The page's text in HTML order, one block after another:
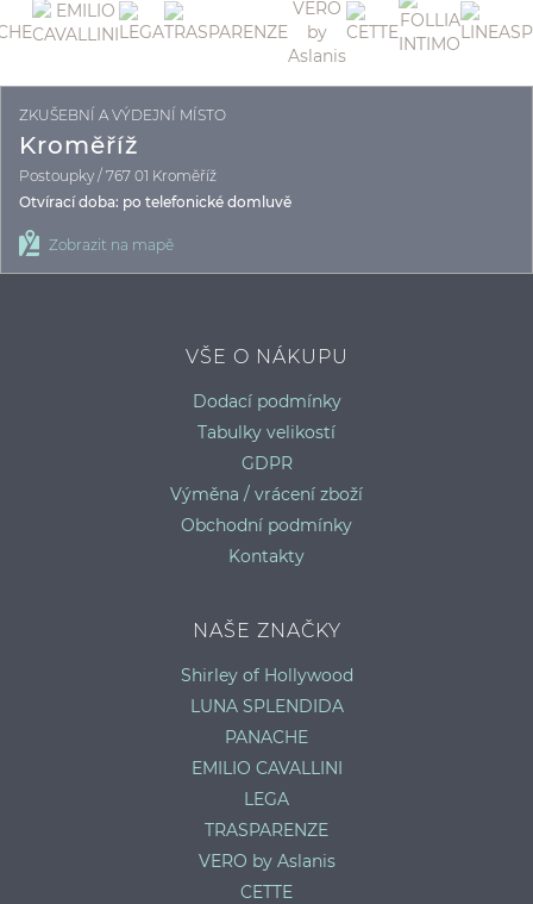
ZKUŠEBNÍ A VÝDEJNÍ MÍSTO
Kroměříž
Postoupky / 767 01 Kroměříž
Otvírací doba: po telefonické domluvě
Zobrazit na mapě
VŠE O NÁKUPU
Dodací podmínky
Tabulky velikostí
GDPR
Výměna / vrácení zboží
Obchodní podmínky
Kontakty
NAŠE ZNAČKY
Shirley of Hollywood
LUNA SPLENDIDA
PANACHE
EMILIO CAVALLINI
LEGA
TRASPARENZE
VERO by Aslanis
CETTE